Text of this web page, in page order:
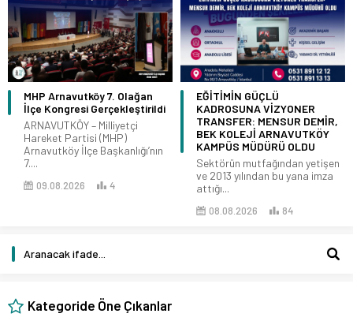
MHP Arnavutköy 7. Olağan
İlçe Kongresi Gerçekleştirildi
ARNAVUTKÖY – Milliyetçi
Hareket Partisi (MHP)
Arnavutköy İlçe Başkanlığı’nın
7....
09.08.2026 4
EĞİTİMİN GÜÇLÜ
KADROSUNA VİZYONER
TRANSFER: MENSUR DEMİR,
BEK KOLEJİ ARNAVUTKÖY
KAMPÜS MÜDÜRÜ OLDU
Sektörün mutfağından yetişen
ve 2013 yılından bu yana imza
attığı...
08.08.2026 84
Kategoride Öne Çıkanlar